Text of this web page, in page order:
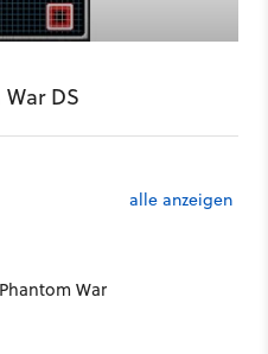
DS
alle anzeigen
War